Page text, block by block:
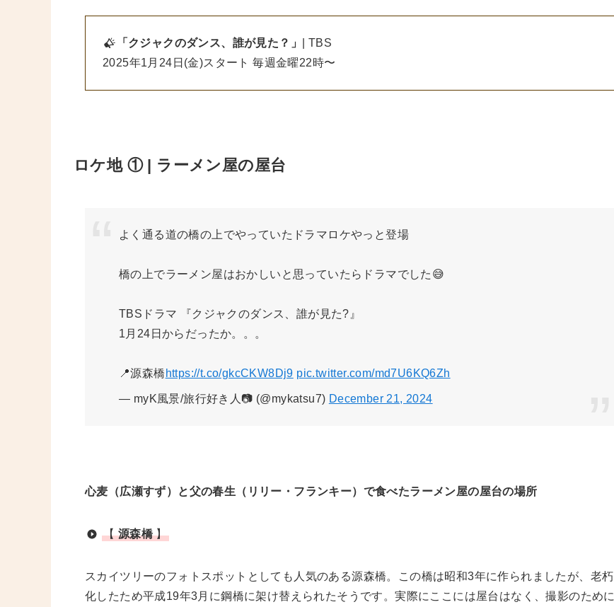
「 クジャクのダンス、誰が見た？ 」
| TBS
2025年1月24日(金)スタート 毎週金曜22時〜
ロケ地 ① | ラーメン屋の屋台
よく通る道の橋の上でやっていたドラマロケやっと登場
橋の上でラーメン屋はおかしいと思っていたらドラマでした😅
TBSドラマ 『クジャクのダンス、誰が見た?』
1月24日からだったか。。。
📍源森橋 https://t.co/gkcCKW8Dj9 pic.twitter.com/md7U6KQ6Zh
— myK風景/旅行好き人📷 (@mykatsu7) December 21, 2024
心麦（広瀬すず）と父の春生（リリー・フランキー）で食べたラーメン屋の屋台の場所
【源森橋】
スカイツリーのフォトスポットとしても人気のある源森橋。この橋は昭和3年に作られましたが、老朽
化したため平成19年3月に鋼橋に架け替えられたそうです。実際にここには屋台はなく、撮影のために